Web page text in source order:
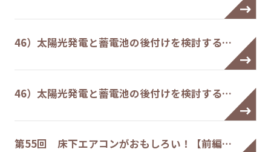
46）太陽光発電と蓄電池の後付けを検討する…
46）太陽光発電と蓄電池の後付けを検討する…
第55回 床下エアコンがおもしろい！【前編…